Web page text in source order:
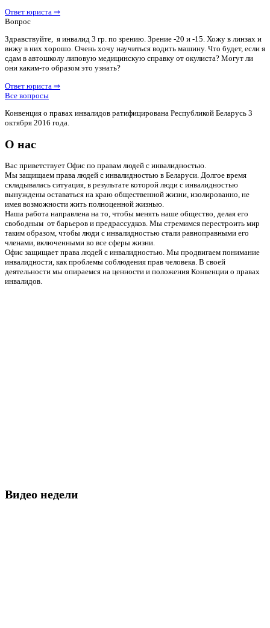
Ответ юриста ⇒
Вопрос
Здравствуйте, я инвалид 3 гр. по зрению. Зрение -20 и -15. Хожу в линзах и
вижу в них хорошо. Очень хочу научиться водить машину. Что будет, если я
сдам в автошколу липовую медицинскую справку от окулиста? Могут ли
они каким-то образом это узнать?
Ответ юриста ⇒
Все вопросы
Конвенция о правах инвалидов ратифицирована Республикой Беларусь 3
октября 2016 года.
О нас
Вас приветствует Офис по правам людей с инвалидностью.
Мы защищаем права людей с инвалидностью в Беларуси. Долгое время
складывалась ситуация, в результате которой люди с инвалидностью
вынуждены оставаться на краю общественной жизни, изолированно, не
имея возможности жить полноценной жизнью.
Наша работа направлена на то, чтобы менять наше общество, делая его
свободным от барьеров и предрассудков. Мы стремимся перестроить мир
таким образом, чтобы люди с инвалидностью стали равноправными его
членами, включенными во все сферы жизни.
Офис защищает права людей с инвалидностью. Мы продвигаем понимание
инвалидности, как проблемы соблюдения прав человека. В своей
деятельности мы опираемся на ценности и положения Конвенции о правах
инвалидов.
Видео недели